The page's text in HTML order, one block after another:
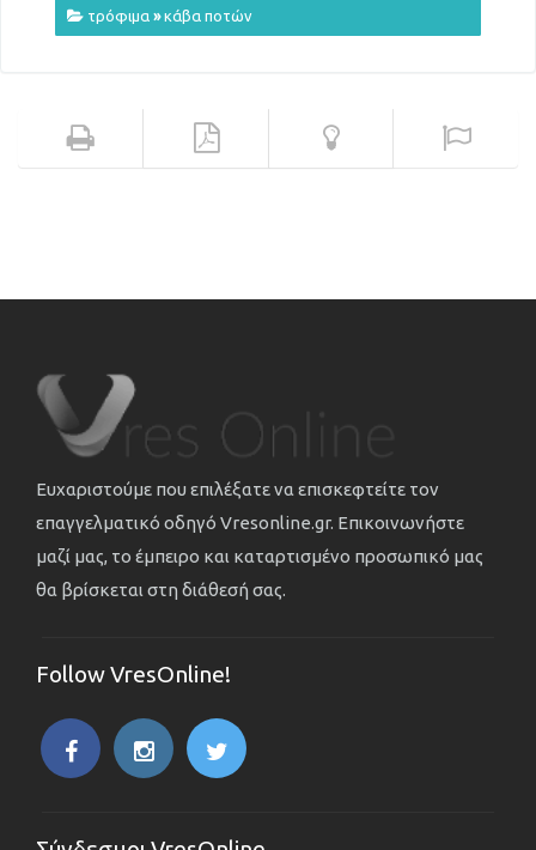
τρόφιμα »κάβα ποτών
Ευχαριστούμε που επιλέξατε να επισκεφτείτε τον
επαγγελματικό οδηγό Vresonline.gr. Επικοινωνήστε
μαζί μας, το έμπειρο και καταρτισμένο προσωπικό μας
θα βρίσκεται στη διάθεσή σας.
Follow VresOnline!